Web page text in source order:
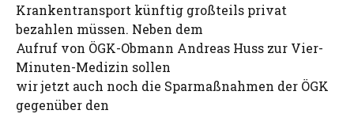
Krankentransport künftig großteils privat
bezahlen müssen. Neben dem
Aufruf von ÖGK-Obmann Andreas Huss zur Vier-
Minuten-Medizin sollen
wir jetzt auch noch die Sparmaßnahmen der ÖGK
gegenüber den